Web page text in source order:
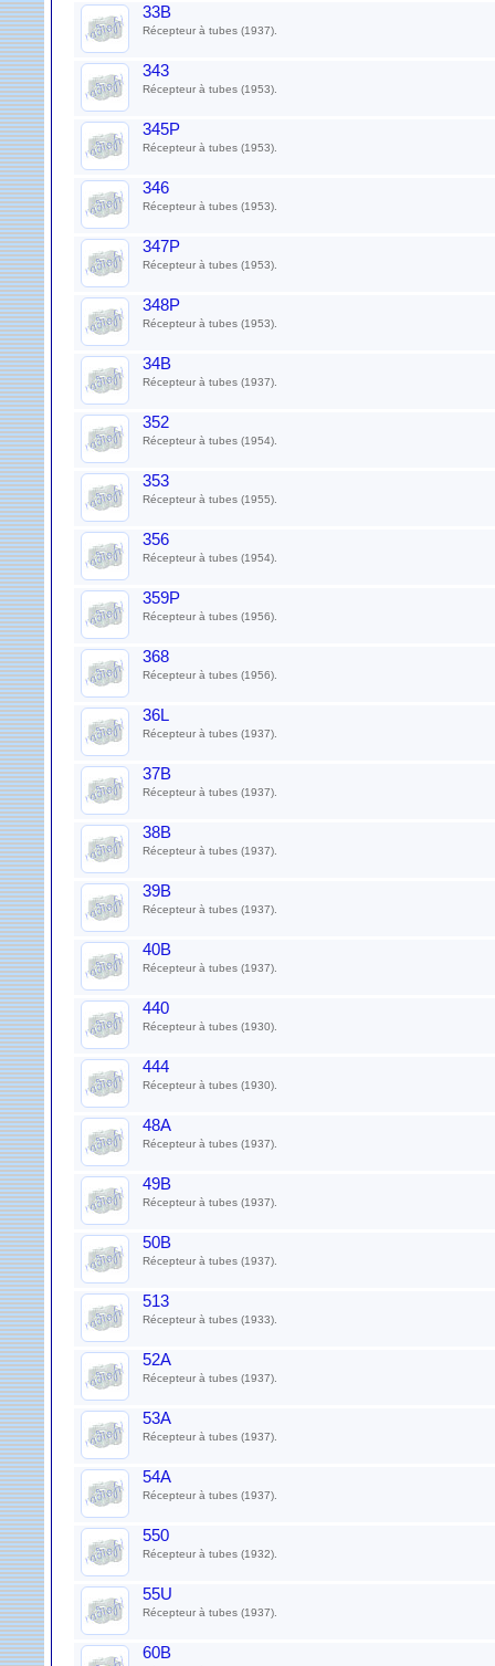
33B
Récepteur à tubes (1937).
343
Récepteur à tubes (1953).
345P
Récepteur à tubes (1953).
346
Récepteur à tubes (1953).
347P
Récepteur à tubes (1953).
348P
Récepteur à tubes (1953).
34B
Récepteur à tubes (1937).
352
Récepteur à tubes (1954).
353
Récepteur à tubes (1955).
356
Récepteur à tubes (1954).
359P
Récepteur à tubes (1956).
368
Récepteur à tubes (1956).
36L
Récepteur à tubes (1937).
37B
Récepteur à tubes (1937).
38B
Récepteur à tubes (1937).
39B
Récepteur à tubes (1937).
40B
Récepteur à tubes (1937).
440
Récepteur à tubes (1930).
444
Récepteur à tubes (1930).
48A
Récepteur à tubes (1937).
49B
Récepteur à tubes (1937).
50B
Récepteur à tubes (1937).
513
Récepteur à tubes (1933).
52A
Récepteur à tubes (1937).
53A
Récepteur à tubes (1937).
54A
Récepteur à tubes (1937).
550
Récepteur à tubes (1932).
55U
Récepteur à tubes (1937).
60B